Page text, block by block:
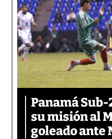
Panamá
su misión al
goleado ante